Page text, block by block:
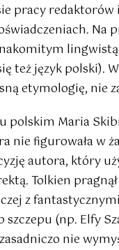
pracy
Na
też język polski).
etymologię, nie
polskim Maria
nie figurowała w
autora, który
Tolkien
z
(np. Elfy
nie